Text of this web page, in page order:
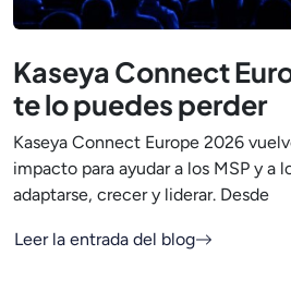
Kaseya Connect
te lo puedes perder
Kaseya Connect Europe 2026
impacto para ayudar a los MSP y a
adaptarse, crecer y liderar. Desde
Leer la entrada del blog